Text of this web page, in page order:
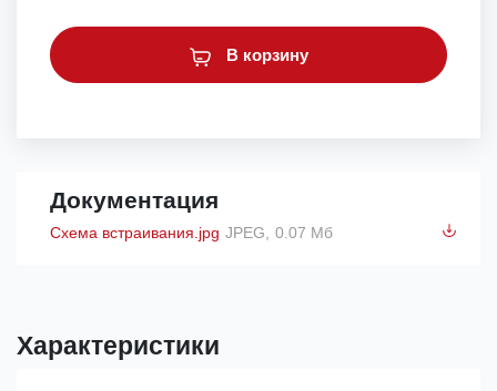
В корзину
Документация
Схема встраивания.jpg JPEG, 0.07 Мб
Характеристики